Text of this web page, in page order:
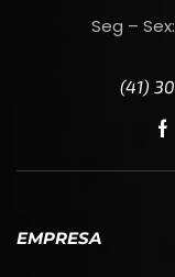
Seg –
(41)
EMPRESA